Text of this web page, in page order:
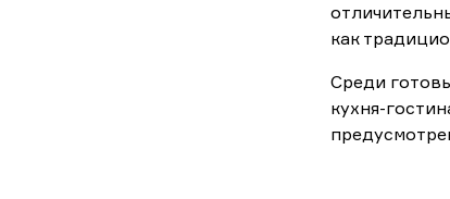
как
Среди
кухня-